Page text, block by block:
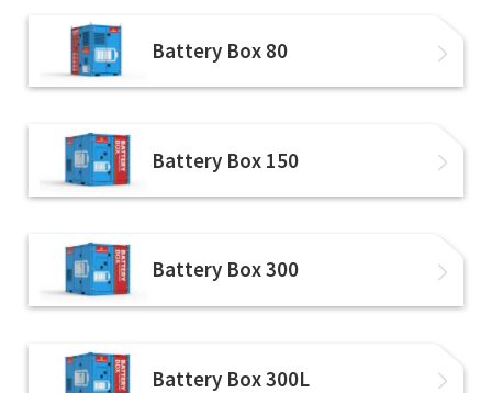
Battery Box 80
Battery Box 150
Battery Box 300
Battery Box 300L